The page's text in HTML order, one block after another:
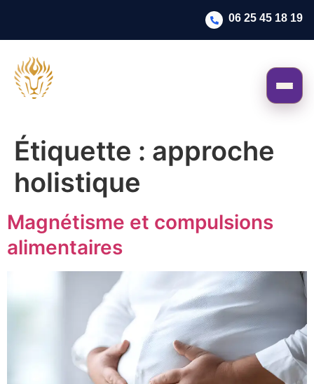
06 25 45 18 19
Étiquette : approche
holistique
Magnétisme et compulsions
alimentaires